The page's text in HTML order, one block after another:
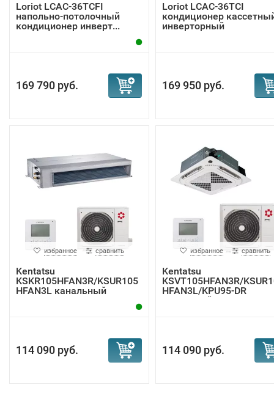
Loriot LCAC-36TCFI
напольно-потолочный
кондиционер инверт...
169 790 руб.
Loriot LCAC-36TCI
кондиционер
инверторный
169 950 руб.
избранное сравнить
Kentatsu
KSKR105HFAN3R/KSUR105
HFAN3L канальный
114 090 руб.
избранное сравнить
Kentatsu
KSVT105HFAN3R/
HFAN3L/KPU95-DR
кассетный к...
114 090 руб.